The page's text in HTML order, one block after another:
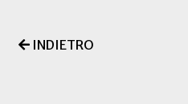
INDIETRO